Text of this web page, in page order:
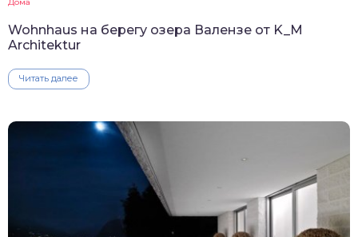
Wohnhaus на берегу озера Валензе от K_M
Architektur
Читать далее